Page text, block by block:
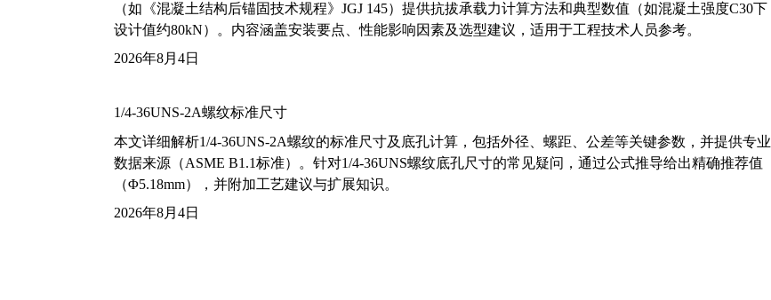
（如《混凝土结构后锚固技术规程》JGJ 145）提供抗拔承载力计算方法和典型数值（如混凝土强度C30下
设计值约80kN）。内容涵盖安装要点、性能影响因素及选型建议，适用于工程技术人员参考。
2026年8月4日
1/4-36UNS-2A螺纹标准尺寸
本文详细解析1/4-36UNS-2A螺纹的标准尺寸及底孔计算，包括外径、螺距、公差等关键参数，并提供专业
数据来源（ASME B1.1标准）。针对1/4-36UNS螺纹底孔尺寸的常见疑问，通过公式推导给出精确推荐值
（Φ5.18mm），并附加工艺建议与扩展知识。
2026年8月4日